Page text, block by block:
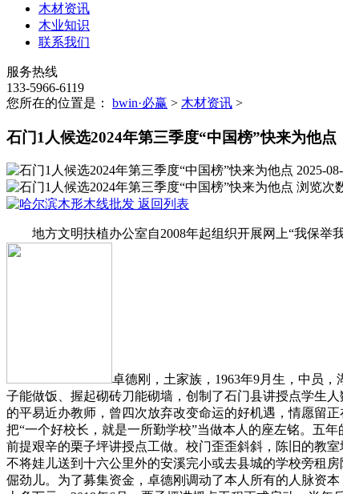
木材资讯
木业知识
联系我们
服务热线
133-5966-6119
您所在的位置是： bwin·必赢 > 木材资讯 >
石门1人候选2024年第三季度“中国榜”快来为他点
2025-
浏览次
返回列表
地方文明扶植办公室自2008年起组织开展网上“我保举我
卓德刚，土家族，1963年9月生，中员
子能做饭、握起砌砖刀能砌墙，创制了石门县讲授点学生
的平易近办教师，曾四次放弃改变命运的好机遇，情愿留
把“一个好校长，就是一所勤学校”当做本人的座左铭。五
前提艰辛的栗子坪讲授点工做。校门歪歪斜斜，陈旧的教
不将娃儿送到十六公里外的安溪完小或去县城的学校旁租
倔劲儿。为了募集资金，卓德刚调动了本人所有的人脉资